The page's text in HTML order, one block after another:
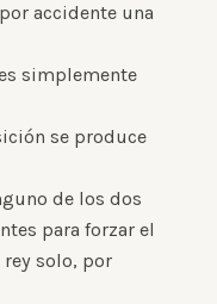
accidente una
simplemente
se produce
de los dos
para forzar el
solo, por